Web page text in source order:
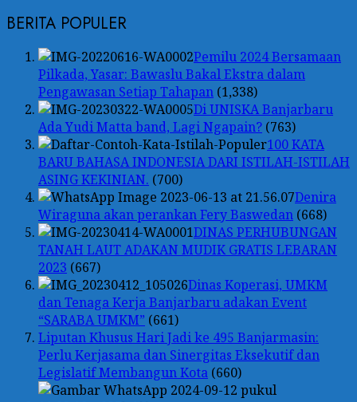
BERITA POPULER
Pemilu 2024 Bersamaan
Pilkada, Yasar: Bawaslu Bakal Ekstra dalam
Pengawasan Setiap Tahapan (1,338)
Di UNISKA Banjarbaru
Ada Yudi Matta band, Lagi Ngapain? (763)
100 KATA
BARU BAHASA INDONESIA DARI ISTILAH-ISTILAH
ASING KEKINIAN. (700)
Denira
Wiraguna akan perankan Fery Baswedan (668)
DINAS PERHUBUNGAN
TANAH LAUT ADAKAN MUDIK GRATIS LEBARAN
2023 (667)
Dinas Koperasi, UMKM
dan Tenaga Kerja Banjarbaru adakan Event
“SARABA UMKM” (661)
Liputan Khusus Hari Jadi ke 495 Banjarmasin:
Perlu Kerjasama dan Sinergitas Eksekutif dan
Legislatif Membangun Kota (660)